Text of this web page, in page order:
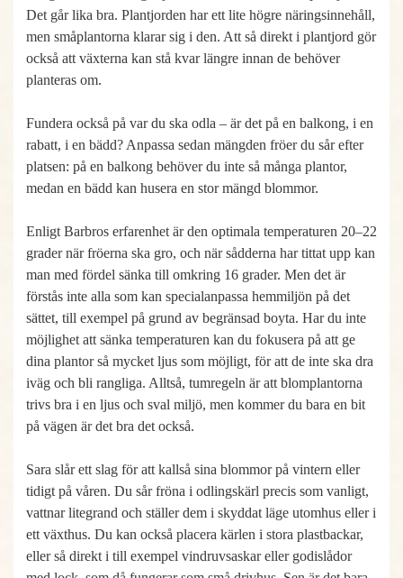
Det går lika bra. Plantjorden har ett lite högre näringsinnehåll,
men småplantorna klarar sig i den. Att så direkt i plantjord gör
också att växterna kan stå kvar längre innan de behöver
planteras om.
Fundera också på var du ska odla – är det på en balkong, i en
rabatt, i en bädd? Anpassa sedan mängden fröer du sår efter
platsen: på en balkong behöver du inte så många plantor,
medan en bädd kan husera en stor mängd blommor.
Enligt Barbros erfarenhet är den optimala temperaturen 20–22
grader när fröerna ska gro, och när sådderna har tittat upp kan
man med fördel sänka till omkring 16 grader. Men det är
förstås inte alla som kan specialanpassa hemmiljön på det
sättet, till exempel på grund av begränsad boyta. Har du inte
möjlighet att sänka temperaturen kan du fokusera på att ge
dina plantor så mycket ljus som möjligt, för att de inte ska dra
iväg och bli rangliga. Alltså, tumregeln är att blomplantorna
trivs bra i en ljus och sval miljö, men kommer du bara en bit
på vägen är det bra det också.
Sara slår ett slag för att kallså sina blommor på vintern eller
tidigt på våren. Du sår fröna i odlingskärl precis som vanligt,
vattnar litegrand och ställer dem i skyddat läge utomhus eller i
ett växthus. Du kan också placera kärlen i stora plastbackar,
eller så direkt i till exempel vindruvsaskar eller godislådor